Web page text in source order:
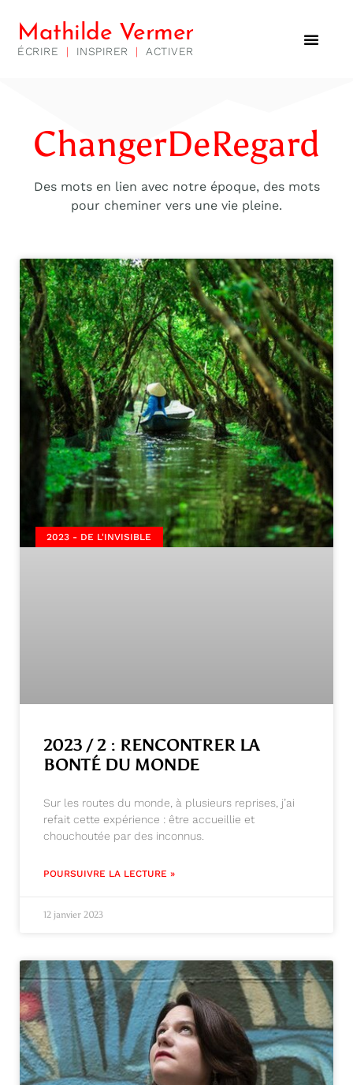
Mathilde Vermer
ÉCRIRE | INSPIRER | ACTIVER
ChangerDeRegard
Des mots en lien avec notre époque, des mots
pour cheminer vers une vie pleine.
2023 - DE L'INVISIBLE
2023 / 2 : RENCONTRER LA
BONTÉ DU MONDE
Sur les routes du monde, à plusieurs reprises, j’ai
refait cette expérience : être accueillie et
chouchoutée par des inconnus.
POURSUIVRE LA LECTURE »
12 janvier 2023